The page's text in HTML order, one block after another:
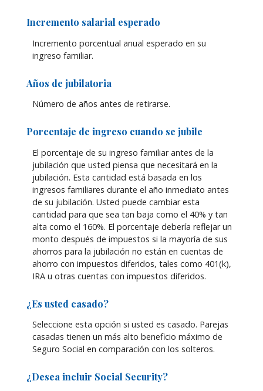
Incremento salarial esperado
Incremento porcentual anual esperado en su
ingreso familiar.
Años de jubilatoria
Número de años antes de retirarse.
Porcentaje de ingreso cuando se jubile
El porcentaje de su ingreso familiar antes de la
jubilación que usted piensa que necesitará en la
jubilación. Esta cantidad está basada en los
ingresos familiares durante el año inmediato antes
de su jubilación. Usted puede cambiar esta
cantidad para que sea tan baja como el 40% y tan
alta como el 160%. El porcentaje debería reflejar un
monto después de impuestos si la mayoría de sus
ahorros para la jubilación no están en cuentas de
ahorro con impuestos diferidos, tales como 401(k),
IRA u otras cuentas con impuestos diferidos.
¿Es usted casado?
Seleccione esta opción si usted es casado. Parejas
casadas tienen un más alto beneficio máximo de
Seguro Social en comparación con los solteros.
¿Desea incluir Social Security?